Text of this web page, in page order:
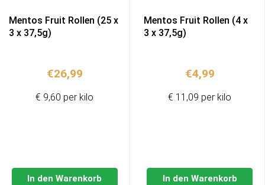
Mentos Fruit Rollen (25 x
3 x 37,5g)
€26,99
In den Warenkorb
€ 9,60 per kilo
Mentos Fruit Rollen (4 x
3 x 37,5g)
€4,99
In den Warenkorb
€ 11,09 per kilo